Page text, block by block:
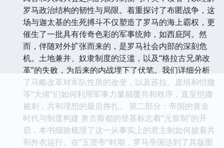
罗马政治结构的韧性与局限。着重探讨了布匿战争，这
场与迦太基的生死搏斗不仅塑造了罗马的海上霸权，更
催生了一批具有传奇色彩的军事统帅，如西庇阿。然
而，伴随对外扩张而来的，是罗马社会内部的深刻危
机。土地兼并、奴隶制度的泛滥，以及“格拉古兄弟改
革”的失败，为后来的内战埋下了伏笔。我们详细分析
了马略改革对军队性质的改变，以及苏拉、庞培和恺撒
等“大佬”们如何利用军事力量颠覆共和秩序，直至恺撒
被刺，共和理想的最后挣扎。 第二部分：帝国的黄金
时代与制度构建 奥古斯都的登基标志着“元首制”的开
启，本书细致梳理了这一从事实上的君主制如何披着共
和外衣运行。在“五贤帝”时期，罗马帝国达到了其版图